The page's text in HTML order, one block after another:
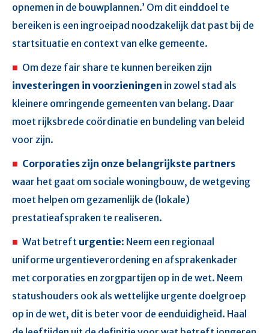
opnemen in de bouwplannen.’ Om dit einddoel te
bereiken is een ingroeipad noodzakelijk dat past bij de
startsituatie en context van elke gemeente.
Om deze fair share te kunnen bereiken zijn
investeringen in voorzieningen in zowel stad als
kleinere omringende gemeenten van belang. Daar
moet rijksbrede coördinatie en bundeling van beleid
voor zijn.
Corporaties zijn onze belangrijkste partners
waar het gaat om sociale woningbouw, de wetgeving
moet helpen om gezamenlijk de (lokale)
prestatieafspraken te realiseren.
Wat betreft urgentie: Neem een regionaal
uniforme urgentieverordening en afsprakenkader
met corporaties en zorgpartijen op in de wet. Neem
statushouders ook als wettelijke urgente doelgroep
op in de wet, dit is beter voor de eenduidigheid. Haal